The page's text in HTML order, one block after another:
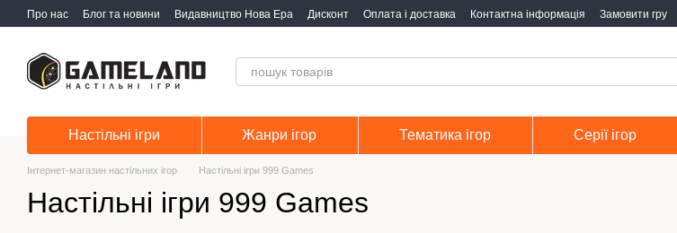
Перейти до основного контенту
Про нас Блог та новини Видавництво Нова Ера Дисконт Оплата і доставка Контактна інформація Замовити гру
Настільні ігри Жанри ігор Тематика ігор Серії ігор
Інтернет-магазин настільних ігор Настільні ігри 999 Games
Настільні ігри 999 Games